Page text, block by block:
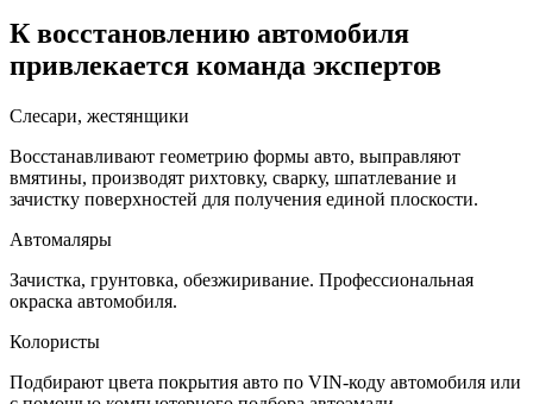
К восстановлению автомобиля
привлекается команда экспертов
Слесари, жестянщики
Восстанавливают геометрию формы авто, выправляют
вмятины, производят рихтовку, сварку, шпатлевание и
зачистку поверхностей для получения единой плоскости.
Автомаляры
Зачистка, грунтовка, обезжиривание. Профессиональная
окраска автомобиля.
Колористы
Подбирают цвета покрытия авто по VIN-коду автомобиля или